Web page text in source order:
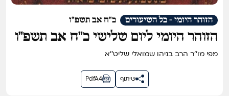
כ"ח אב תשפ"ו הזוהר היומי - כל השיעורים
הזוהר היומי ליום שלישי כ״ח אב תשפ״ו
מפי מו''ר הרב בניהו שמואלי שליט''א
PdfA4 שיתוף